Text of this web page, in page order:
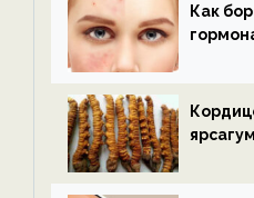
Как